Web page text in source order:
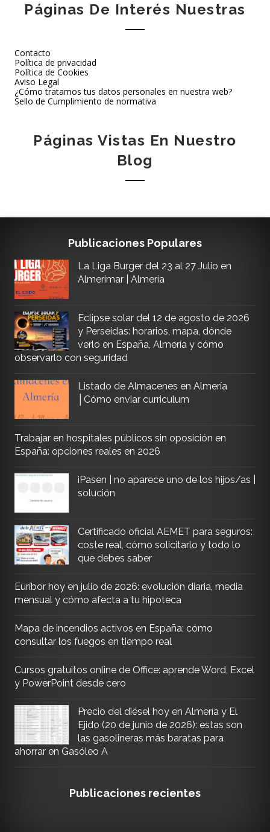
Páginas De Interés Nuestras
Contacto
Política de privacidad
Política de Cookies
Aviso Legal
¿Cómo tratamos tus datos personales en nuestra web?
Sello de Cumplimiento de normativa
Páginas Vistas En Nuestro
Blog
Publicaciones Populares
La Liga Burger del 23 al 27 Julio en
Almerimar | Almería
Eclipse solar del 12 de agosto de 2026
y Perseidas: horarios, mapa, dónde
verlo en España, Almería y cómo
observarlo con seguridad
Listado de Almacenes en Almería
│Cómo enviar curriculum
Trabajar en hospitales públicos sin oposición en
España: opciones reales en 2026
iPasen | no aparece uno de los hijos/as |
solución
Certificado oficial AEMET para seguros:
coste real, cómo solicitarlo y todo lo
que debes saber
Euríbor hoy en julio de 2026: evolución diaria, media
mensual y cómo afecta a tu hipoteca
Mapa de incendios activos en España: cómo
consultar los fuegos en tiempo real
Cursos gratuitos online de Office: aprende Word, Excel
y PowerPoint desde cero
Precio del diésel hoy en Almería y El
Ejido (20 de junio de 2026): estas son
las gasolineras más baratas para
ahorrar en Gasóleo A
Publicaciones recientes